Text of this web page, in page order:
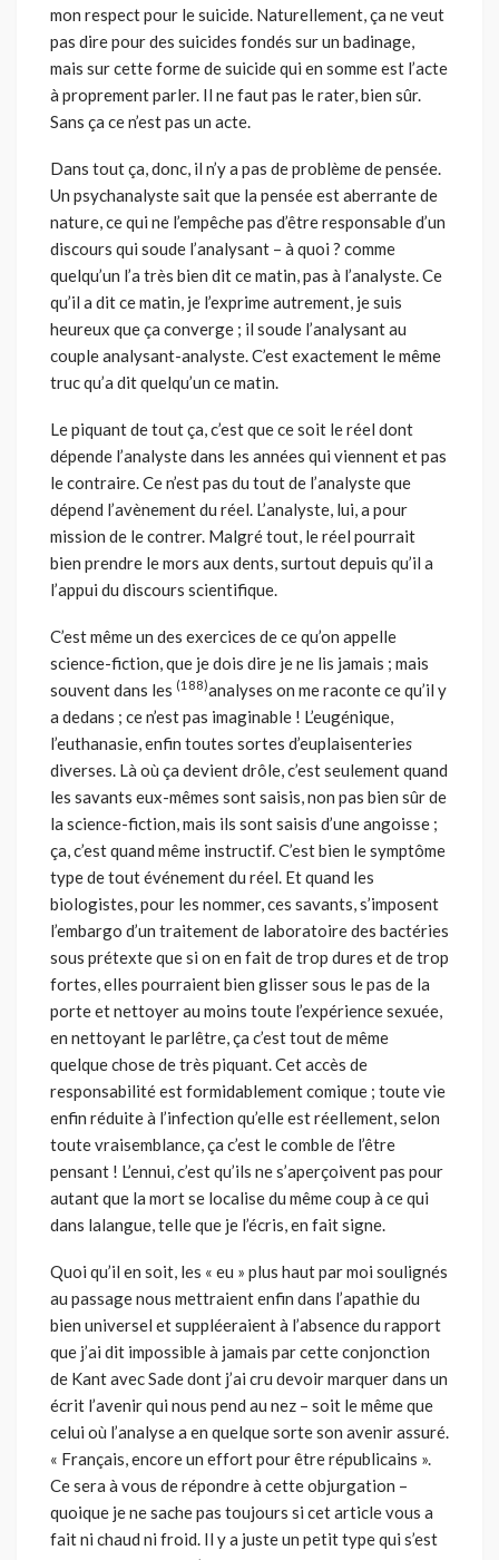
mon respect pour le suicide. Naturellement, ça ne veut
pas dire pour des suicides fondés sur un badinage,
mais sur cette forme de suicide qui en somme est l’acte
à proprement parler. Il ne faut pas le rater, bien sûr.
Sans ça ce n’est pas un acte.
Dans tout ça, donc, il n’y a pas de problème de pensée.
Un psychanalyste sait que la pensée est aberrante de
nature, ce qui ne l’empêche pas d’être responsable d’un
discours qui soude l’analysant – à quoi ? comme
quelqu’un l’a très bien dit ce matin, pas à l’analyste. Ce
qu’il a dit ce matin, je l’exprime autrement, je suis
heureux que ça converge ; il soude l’analysant au
couple analysant-analyste. C’est exactement le même
truc qu’a dit quelqu’un ce matin.
Le piquant de tout ça, c’est que ce soit le réel dont
dépende l’analyste dans les années qui viennent et pas
le contraire. Ce n’est pas du tout de l’analyste que
dépend l’avènement du réel. L’analyste, lui, a pour
mission de le contrer. Malgré tout, le réel pourrait
bien prendre le mors aux dents, surtout depuis qu’il a
l’appui du discours scientifique.
C’est même un des exercices de ce qu’on appelle
science-fiction, que je dois dire je ne lis jamais ; mais
souvent dans les (188)analyses on me raconte ce qu’il y
a dedans ; ce n’est pas imaginable ! L’eugénique,
l’euthanasie, enfin toutes sortes d’euplaisenteries
diverses. Là où ça devient drôle, c’est seulement quand
les savants eux-mêmes sont saisis, non pas bien sûr de
la science-fiction, mais ils sont saisis d’une angoisse ;
ça, c’est quand même instructif. C’est bien le symptôme
type de tout événement du réel. Et quand les
biologistes, pour les nommer, ces savants, s’imposent
l’embargo d’un traitement de laboratoire des bactéries
sous prétexte que si on en fait de trop dures et de trop
fortes, elles pourraient bien glisser sous le pas de la
porte et nettoyer au moins toute l’expérience sexuée,
en nettoyant le parlêtre, ça c’est tout de même
quelque chose de très piquant. Cet accès de
responsabilité est formidablement comique ; toute vie
enfin réduite à l’infection qu’elle est réellement, selon
toute vraisemblance, ça c’est le comble de l’être
pensant ! L’ennui, c’est qu’ils ne s’aperçoivent pas pour
autant que la mort se localise du même coup à ce qui
dans lalangue, telle que je l’écris, en fait signe.
Quoi qu’il en soit, les « eu » plus haut par moi soulignés
au passage nous mettraient enfin dans l’apathie du
bien universel et suppléeraient à l’absence du rapport
que j’ai dit impossible à jamais par cette conjonction
de Kant avec Sade dont j’ai cru devoir marquer dans un
écrit l’avenir qui nous pend au nez – soit le même que
celui où l’analyse a en quelque sorte son avenir assuré.
« Français, encore un effort pour être républicains ».
Ce sera à vous de répondre à cette objurgation –
quoique je ne sache pas toujours si cet article vous a
fait ni chaud ni froid. Il y a juste un petit type qui s’est